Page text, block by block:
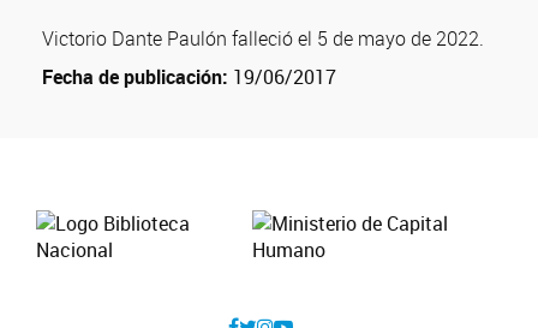
Victorio Dante Paulón falleció el 5 de mayo de 2022.
Fecha de publicación: 19/06/2017